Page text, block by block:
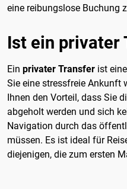
eine reibungslose Buchung
Ist ein privater
Ein privater Transfer ist
Sie eine stressfreie Ankunft
Ihnen den Vorteil, dass Sie
abgeholt werden und sich
Navigation durch das
müssen. Es ist ideal für
diejenigen, die zum ersten